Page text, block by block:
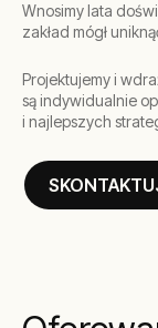
Wnosimy lata
zakład mógł
Projektujemy i
są indywidualnie
i najlepszych